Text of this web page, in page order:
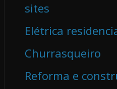
sites
Elétrica
Churrasqueiro
Reforma e